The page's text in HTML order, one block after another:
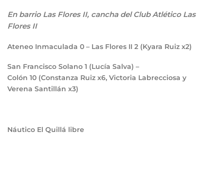
En barrio Las Flores II, cancha del Club Atlético Las
Flores II
Ateneo Inmaculada 0 – Las Flores II 2 (Kyara Ruiz x2)
San Francisco Solano 1 (Lucía Salva) –
Colón 10 (Constanza Ruiz x6, Victoria Labrecciosa y
Verena Santillán x3)
Náutico El Quillá libre